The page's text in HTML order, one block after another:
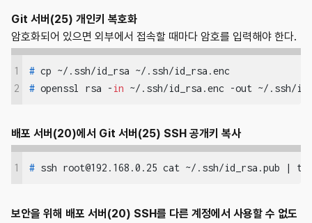
Git 서버(25) 개인키 복호화
암호화되어 있으면 외부에서 접속할 때마다 암호를 입력해야 한다.
1
2
# cp ~/.ssh/id_rsa ~/.ssh/id_rsa.enc
# openssl rsa - in ~/.ssh/id_rsa.enc -out ~/.ssh/
배포 서버(20)에서 Git 서버(25) SSH 공개키 복사
1 # ssh root@192.168.0.25 cat ~/.ssh/id_rsa.pub |
보안을 위해 배포 서버(20) SSH를 다른 계정에서 사용할 수 없도